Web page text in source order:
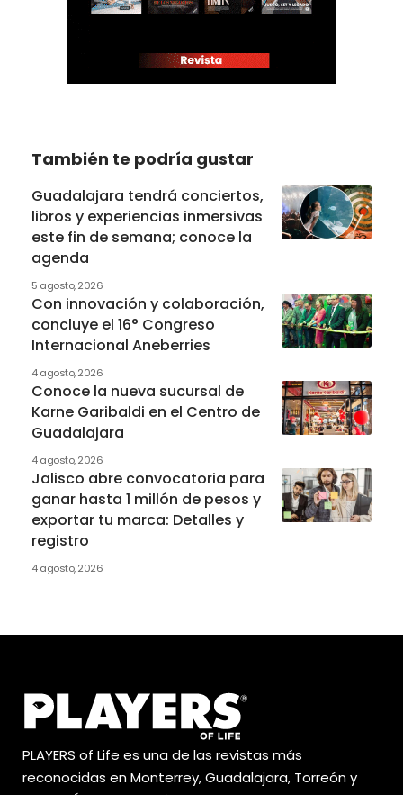
También te podría gustar
Guadalajara tendrá conciertos,
libros y experiencias inmersivas
este fin de semana; conoce la
agenda
5 agosto, 2026
Con innovación y colaboración,
concluye el 16° Congreso
Internacional Aneberries
4 agosto, 2026
Conoce la nueva sucursal de
Karne Garibaldi en el Centro de
Guadalajara
4 agosto, 2026
Jalisco abre convocatoria para
ganar hasta 1 millón de pesos y
exportar tu marca: Detalles y
registro
4 agosto, 2026
PLAYERS of Life es una de las revistas más
reconocidas en Monterrey, Guadalajara, Torreón y